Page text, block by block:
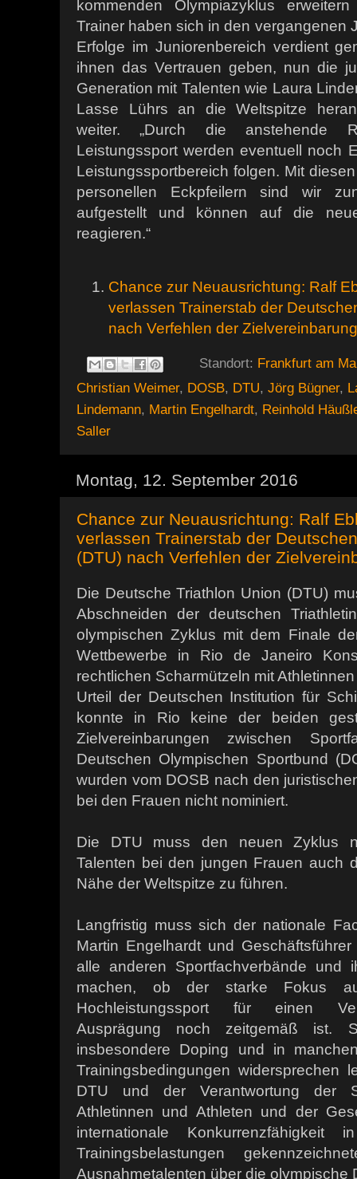
kommenden Olympiazyklus
Trainer haben sich in den vergangenen
Erfolge im Juniorenbereich verdient
ihnen das Vertrauen geben, nun die
Generation mit Talenten wie Laura
Lasse Lührs an die Weltspitze
weiter. „Durch die anstehende
Leistungssport werden eventuell noch
Leistungssportbereich folgen. Mit
personellen Eckpfeilern sind wir
aufgestellt und können auf die
reagieren.“
Chance zur Neuausrichtung: Ralf
verlassen Trainerstab der
nach Verfehlen der
Standort: Frankfurt am
Christian Weimer, DOSB, DTU, Jörg Bügner,
Lindemann, Martin Engelhardt, Reinhold
Saller
Montag, 12. September 2016
Chance zur Neuausrichtung: Ralf
verlassen Trainerstab der
(DTU) nach Verfehlen der
Die Deutsche Triathlon Union (DTU)
Abschneiden der deutschen
olympischen Zyklus mit dem Finale
Wettbewerbe in Rio de Janeiro
rechtlichen Scharmützeln mit
Urteil der Deutschen Institution für
konnte in Rio keine der beiden
Zielvereinbarungen zwischen
Deutschen Olympischen Sportbund
wurden vom DOSB nach den
bei den Frauen nicht nominiert.
Die DTU muss den neuen Zyklus
Talenten bei den jungen Frauen auch
Nähe der Weltspitze zu führen.
Langfristig muss sich der nationale
Martin Engelhardt und
alle anderen Sportfachverbände und
machen, ob der starke Fokus
Hochleistungssport für einen
Ausprägung noch zeitgemäß ist.
insbesondere Doping und in
Trainingsbedingungen widersprechen
DTU und der Verantwortung der
Athletinnen und Athleten und der
internationale
Trainingsbelastungen
Ausnahmetalenten über die olympische